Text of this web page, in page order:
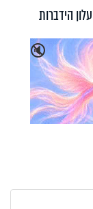
עלון הידברות
🔇